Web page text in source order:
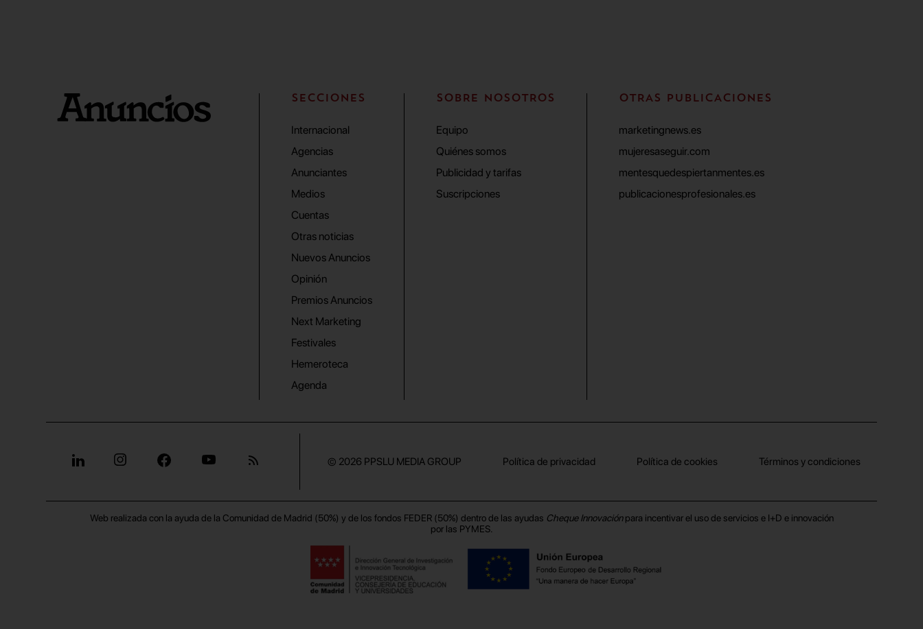
SECCIONES
Internacional
Agencias
Anunciantes
Medios
Cuentas
Otras noticias
Nuevos Anuncios
Opinión
Premios Anuncios
Next Marketing
Festivales
Hemeroteca
Agenda
SOBRE NOSOTROS
Equipo
Quiénes somos
Publicidad y tarifas
Suscripciones
OTRAS PUBLICACIONES
marketingnews.es
mujeresaseguir.com
mentesquedespiertanmentes.es
publicacionesprofesionales.es
© 2026 PPSLU MEDIA GROUP Política de privacidad Política de cookies Términos y condiciones
Web realizada con la ayuda de la Comunidad de Madrid (50%) y de los fondos FEDER (50%) dentro de las ayudas Cheque Innovaciónpara incentivar el uso de servicios e I+D e innovación
por las PYMES.